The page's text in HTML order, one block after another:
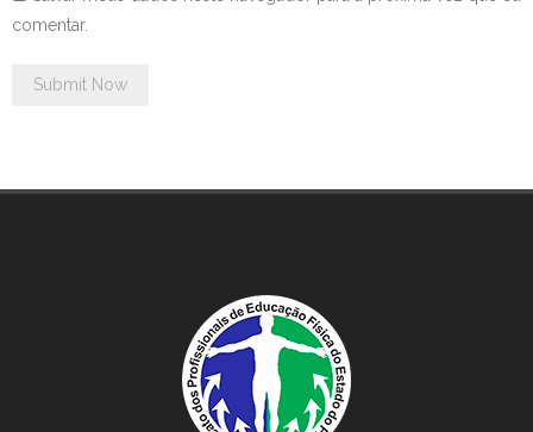
comentar.